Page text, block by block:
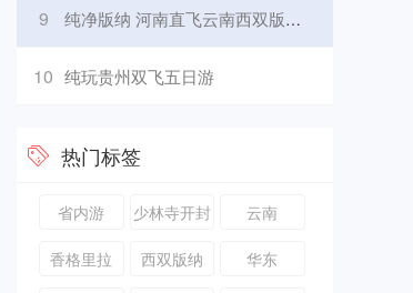
9 纯净版纳 河南直飞云南西双版纳5日游
10 纯玩贵州双飞五日游
热门标签
省内游
少林寺开封
云南
香格里拉 西双版纳 华东